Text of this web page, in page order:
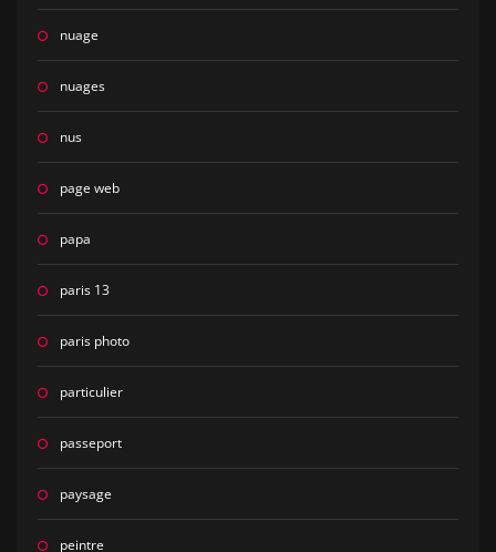
nuage
nuages
nus
page web
papa
paris 13
paris photo
particulier
passeport
paysage
peintre